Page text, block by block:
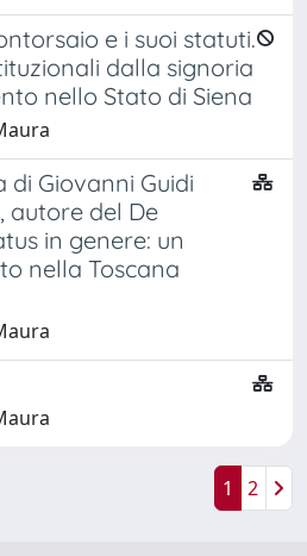
e i suoi statuti.
dalla signoria
nello Stato di Siena
di Giovanni Guidi
autore del De
in genere: un
nella Toscana
1 2